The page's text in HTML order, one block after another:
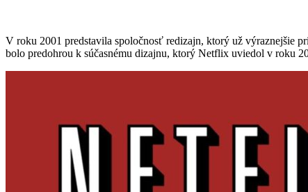
V roku 2001 predstavila spoločnosť redizajn, ktorý už výraznejšie
bolo predohrou k súčasnému dizajnu, ktorý Netflix uviedol v roku